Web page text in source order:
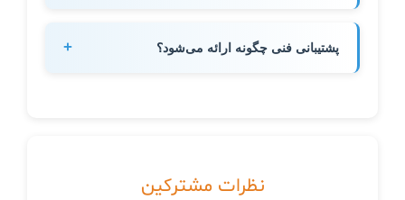
AES-256 انتقال و ذخیره می‌شوند. سرورهای برنامه
در مراکز داده امن قرار داشته و اطلاعات هیچ‌گاه با
پشتیبانی فنی چگونه ارائه می‌شود؟ +
نظرات مشترکین